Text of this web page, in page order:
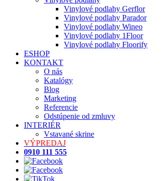
Vinylové podlahy Gerflor
Vinylové podlahy Parador
Vinylové podlahy Wineo
Vinylové podlahy 1Floor
Vinylové podlahy Floorify
ESHOP
KONTAKT
O nás
Katalógy
Blog
Marketing
Referencie
Odstúpenie od zmluvy
INTERIÉR
Vstavané skrine
VÝPREDAJ
0910 111 555